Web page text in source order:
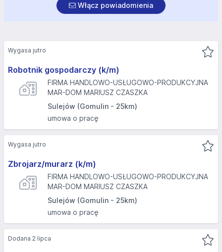
Włącz powiadomienia
Robotnik gospodarczy (k/m)
FIRMA HANDLOWO-USŁUGOWO-PRODUKCYJNA
MAR-DOM MARIUSZ CZASZKA
Sulejów (Gomulin - 25km)
umowa o pracę
Wygasa jutro
Zbrojarz/murarz (k/m)
FIRMA HANDLOWO-USŁUGOWO-PRODUKCYJNA
MAR-DOM MARIUSZ CZASZKA
Sulejów (Gomulin - 25km)
umowa o pracę
Wygasa jutro
Dodana 2 lipca